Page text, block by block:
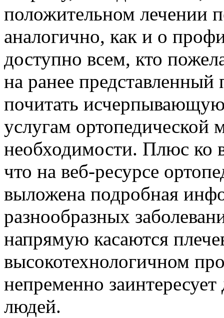
положительном лечении
аналогично, как и о
доступно всем, кто
на ранее
почитать
услугам ортопедической
необходимости. Плюс ко
что на веб-ресурсе
выложена подробная
разнообразных
напрямую касаются
высокотехнологичном
непременно
людей.